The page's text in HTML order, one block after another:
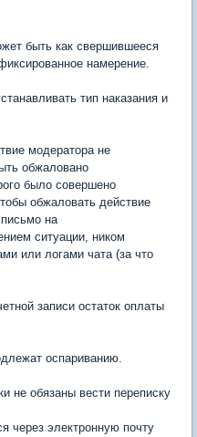
быть как свершившееся
намерение.
тип наказания и
модератора не
обжаловано
было совершено
обжаловать действие
на
ситуации, ником
или логами чата (за что
записи остаток оплаты
оспариванию.
не обязаны вести переписку
через электронную почту